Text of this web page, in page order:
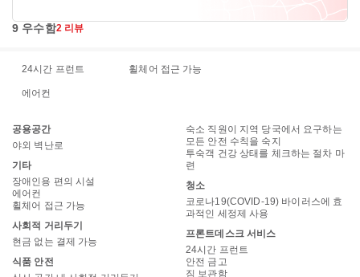
9 우수함2 리뷰
24시간 프런트 휠체어 접근 가능
에어컨
공용공간
야외 벽난로
기타
장애인용 편의 시설
에어컨
휠체어 접근 가능
사회적 거리두기
현금 없는 결제 가능
식품 안전
숙소 직원이 지역 당국에서 요구하는
모든 안전 수칙을 숙지
투숙객 건강 상태를 체크하는 절차 마
련
청소
코로나19(COVID-19) 바이러스에 효
과적인 세정제 사용
프론트데스크 서비스
24시간 프런트
안전 금고
짐 보관함